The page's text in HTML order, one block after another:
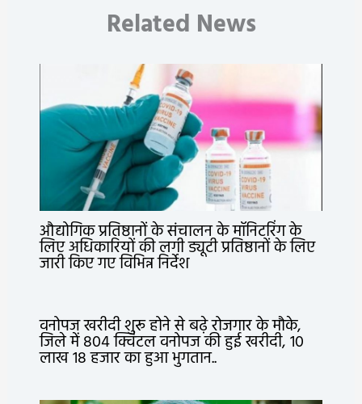
Related News
औद्योगिक प्रतिष्ठानों के संचालन के मॉनिटरिंग के
लिए अधिकारियों की लगी ड्यूटी प्रतिष्ठानों के लिए
जारी किए गए विभिन्न निर्देश
वनोपज खरीदी शुरू होने से बढ़े रोजगार के मौके,
जिले में 804 क्विंटल वनोपज की हुई खरीदी, 10
लाख 18 हजार का हुआ भुगतान..